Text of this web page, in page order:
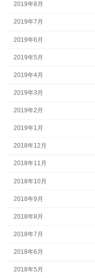
2019年8月
2019年7月
2019年6月
2019年5月
2019年4月
2019年3月
2019年2月
2019年1月
2018年12月
2018年11月
2018年10月
2018年9月
2018年8月
2018年7月
2018年6月
2018年5月